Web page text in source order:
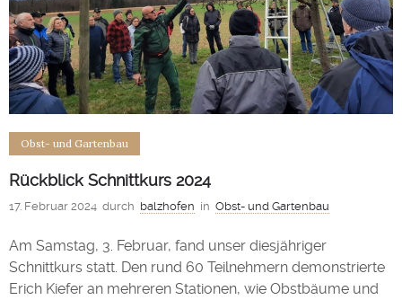
Obst- und Gartenbau
Rückblick Schnittkurs 2024
17. Februar 2024 durch balzhofen in Obst- und Gartenbau
Am Samstag, 3. Februar, fand unser diesjähriger
Schnittkurs statt. Den rund 60 Teilnehmern demonstrierte
Erich Kiefer an mehreren Stationen, wie Obstbäume und